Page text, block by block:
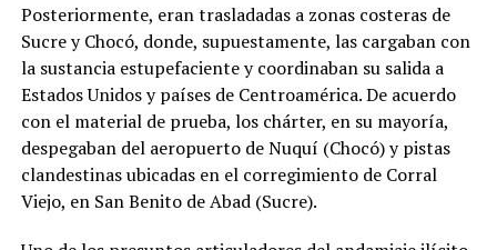
Posteriormente, eran trasladadas a zonas costeras de
Sucre y Chocó, donde, supuestamente, las cargaban con
la sustancia estupefaciente y coordinaban su salida a
Estados Unidos y países de Centroamérica. De acuerdo
con el material de prueba, los chárter, en su mayoría,
despegaban del aeropuerto de Nuquí (Chocó) y pistas
clandestinas ubicadas en el corregimiento de Corral
Viejo, en San Benito de Abad (Sucre).